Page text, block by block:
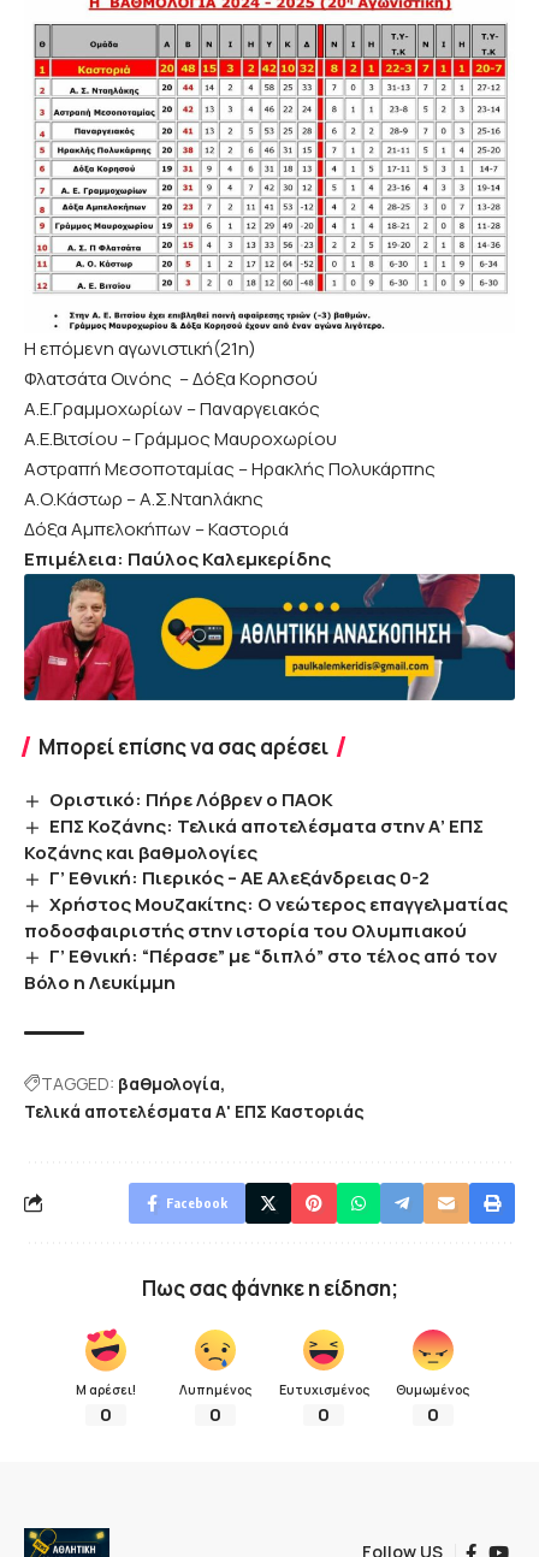
Η επόμενη αγωνιστική(21η)
Φλατσάτα Οινόης – Δόξα Κορησού
Α.Ε.Γραμμοχωρίων – Παναργειακός
Α.Ε.Βιτσίου – Γράμμος Μαυροχωρίου
Αστραπή Μεσοποταμίας – Ηρακλής Πολυκάρπης
Α.Ο.Κάστωρ – Α.Σ.Νταηλάκης
Δόξα Αμπελοκήπων – Καστοριά
Επιμέλεια: Παύλος Καλεμκερίδης
Μπορεί επίσης να σας αρέσει
Οριστικό: Πήρε Λόβρεν ο ΠΑΟΚ
ΕΠΣ Κοζάνης: Τελικά αποτελέσματα στην Α’ ΕΠΣ
Κοζάνης και βαθμολογίες
Γ’ Εθνική: Πιερικός – ΑΕ Αλεξάνδρειας 0-2
Χρήστος Μουζακίτης: Ο νεώτερος επαγγελματίας
ποδοσφαιριστής στην ιστορία του Ολυμπιακού
Γ’ Εθνική: “Πέρασε” με “διπλό” στο τέλος από τον
Βόλο η Λευκίμμη
TAGGED: βαθμολογία
Τελικά αποτελέσματα Α' ΕΠΣ Καστοριάς
Facebook
Πως σας φάνηκε η είδηση;
Μ αρέσει!
0
Λυπημένος
0
Ευτυχισμένος
0
Θυμωμένος
0
Follow US